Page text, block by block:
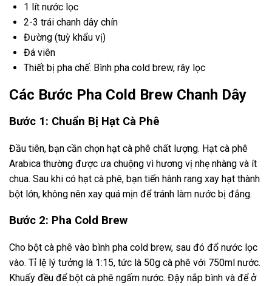
1 lít nước lọc
2-3 trái chanh dây chín
Đường (tuỳ khẩu vị)
Đá viên
Thiết bị pha chế: Bình pha cold brew, rây lọc
Các Bước Pha Cold Brew Chanh Dây
Bước 1: Chuẩn Bị Hạt Cà Phê
Đầu tiên, bạn cần chọn hạt cà phê chất lượng. Hạt cà phê
Arabica thường được ưa chuộng vì hương vị nhẹ nhàng và ít
chua. Sau khi có hạt cà phê, bạn tiến hành rang xay hạt thành
bột lớn, không nên xay quá mịn để tránh làm nước bị đắng.
Bước 2: Pha Cold Brew
Cho bột cà phê vào bình pha cold brew, sau đó đổ nước lọc
vào. Tỉ lệ lý tưởng là 1:15, tức là 50g cà phê với 750ml nước.
Khuấy đều để bột cà phê ngấm nước. Đậy nắp bình và để ở